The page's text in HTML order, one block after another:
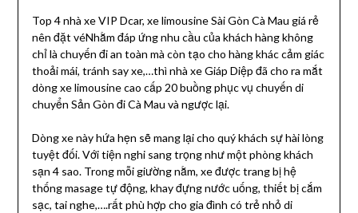
Top 4 nhà xe VIP Dcar, xe limousine Sài Gòn Cà Mau giá rẻ
nên đặt véNhằm đáp ứng nhu cầu của khách hàng không
chỉ là chuyến đi an toàn mà còn tạo cho hàng khác cảm giác
thoải mái, tránh say xe,…thì nhà xe Giáp Diệp đã cho ra mắt
dòng xe limousine cao cấp 20 buồng phục vụ chuyến di
chuyển Sản Gòn đi Cà Mau và ngược lại.
Dòng xe này hứa hẹn sẽ mang lại cho quý khách sự hài lòng
tuyệt đối. Với tiện nghi sang trọng như một phòng khách
sạn 4 sao. Trong mỗi giường nằm, xe được trang bị hệ
thống masage tự động, khay đựng nước uống, thiết bị cắm
sạc, tai nghe,….rất phù hợp cho gia đình có trẻ nhỏ di